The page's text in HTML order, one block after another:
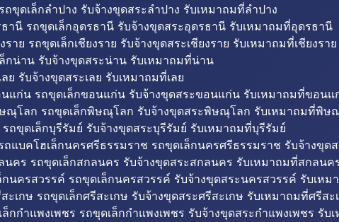
ขุดเล็กลำปาง รับจ้างขุดสระลำปาง รับเหมาถมที่ลำปาง
านี รถขุดเล็กอุดรธานี รับจ้างขุดสระอุดรธานี รับเหมาถมที่อุดรธานี
าย รถขุดเล็กเชียงราย รับจ้างขุดสระเชียงราย รับเหมาถมที่เชียงราย
กน่าน รับจ้างขุดสระน่าน รับเหมาถมที่น่าน
ย รับจ้างขุดสระเลย รับเหมาถมที่เลย
แก่น รถขุดเล็กขอนแก่น รับจ้างขุดสระขอนแก่น รับเหมาถมที่ขอนแ
โลก รถขุดเล็กพิษณุโลก รับจ้างขุดสระพิษณุโลก รับเหมาถมที่พิษ
ถขุดเล็กบุรีรัมย์ รับจ้างขุดสระบุรีรัมย์ รับเหมาถมที่บุรีรัมย์
แบคโฮเล็กนครศรีธรรมราช รถขุดเล็กนครศรีธรรมราช รับจ้างขุ
คร รถขุดเล็กสกลนคร รับจ้างขุดสระสกลนคร รับเหมาถมที่สกลนค
นครสวรรค์ รถขุดเล็กนครสวรรค์ รับจ้างขุดสระนครสวรรค์ รับเห
เกษ รถขุดเล็กศรีสะเกษ รับจ้างขุดสระศรีสะเกษ รับเหมาถมที่ศรีสะ
กกำแพงเพชร รถขุดเล็กกำแพงเพชร รับจ้างขุดสระกำแพงเพชร รับ